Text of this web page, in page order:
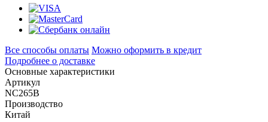
Все способы оплаты Можно оформить в кредит
Подробнее о доставке
Основные характеристики
Артикул
NC265B
Производство
Китай